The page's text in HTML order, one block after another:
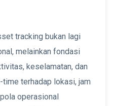
tracking bukan lagi
melainkan fondasi
keselamatan, dan
terhadap lokasi, jam
operasional